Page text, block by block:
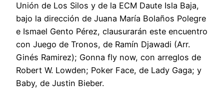
Unión de Los Silos y de la ECM Daute Isla Baja,
bajo la dirección de Juana María Bolaños Polegre
e Ismael Gento Pérez, clausurarán este encuentro
con Juego de Tronos, de Ramín Djawadi (Arr.
Ginés Ramirez); Gonna fly now, con arreglos de
Robert W. Lowden; Poker Face, de Lady Gaga; y
Baby, de Justin Bieber.